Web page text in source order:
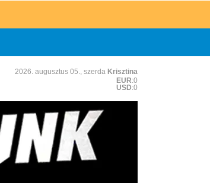
2026. augusztus 05., szerda Krisztina
EUR:0
USD:0